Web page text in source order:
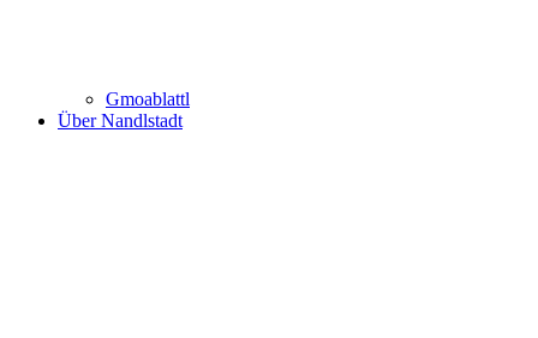
Gmoablattl
Über Nandlstadt